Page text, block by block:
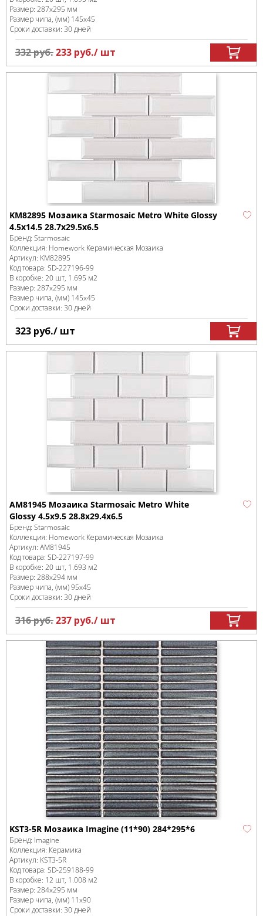
Размер: 287x295 мм
Размер чипа, (мм) 145x45
Сроки доставки: 30 дней
332руб.233 руб./ шт
KM82895 Мозаика Starmosaic Metro White Glossy
4.5х14.5 28.7х29.5х6.5
Бренд: Starmosaic
Коллекция: Homework Керамическая Мозаика
Артикул: KM82895
Код товара: SD-227196-99
В коробке: 20 шт, 1.695 м2
Размер: 287x295 мм
Размер чипа, (мм) 145x45
Сроки доставки: 30 дней
323 руб./ шт
AM81945 Мозаика Starmosaic Metro White
Glossy 4.5х9.5 28.8х29.4х6.5
Бренд: Starmosaic
Коллекция: Homework Керамическая Мозаика
Артикул: AM81945
Код товара: SD-227197-99
В коробке: 20 шт, 1.693 м2
Размер: 288x294 мм
Размер чипа, (мм)95x45
Сроки доставки: 30 дней
316руб.237 руб./ шт
KST3-5R Мозаика Imagine (11*90) 284*295*6
Бренд: Imagine
Коллекция: Керамика
Артикул: KST3-5R
Код товара: SD-259188-99
В коробке: 12 шт, 1.008 м2
Размер: 284x295 мм
Размер чипа, (мм) 11x90
Сроки доставки: 30 дней